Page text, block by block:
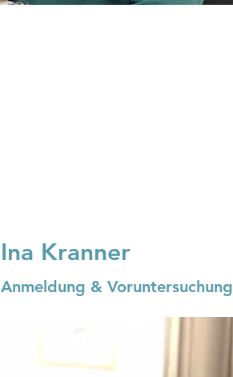
Ina Kranner
Anmeldung & Voruntersuchung